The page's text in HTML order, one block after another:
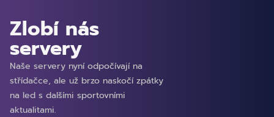
Zlobí nás
servery
Naše servery nyní odpočívají na
střídačce, ale už brzo naskočí zpátky
na led s dalšími sportovními
aktualitami.